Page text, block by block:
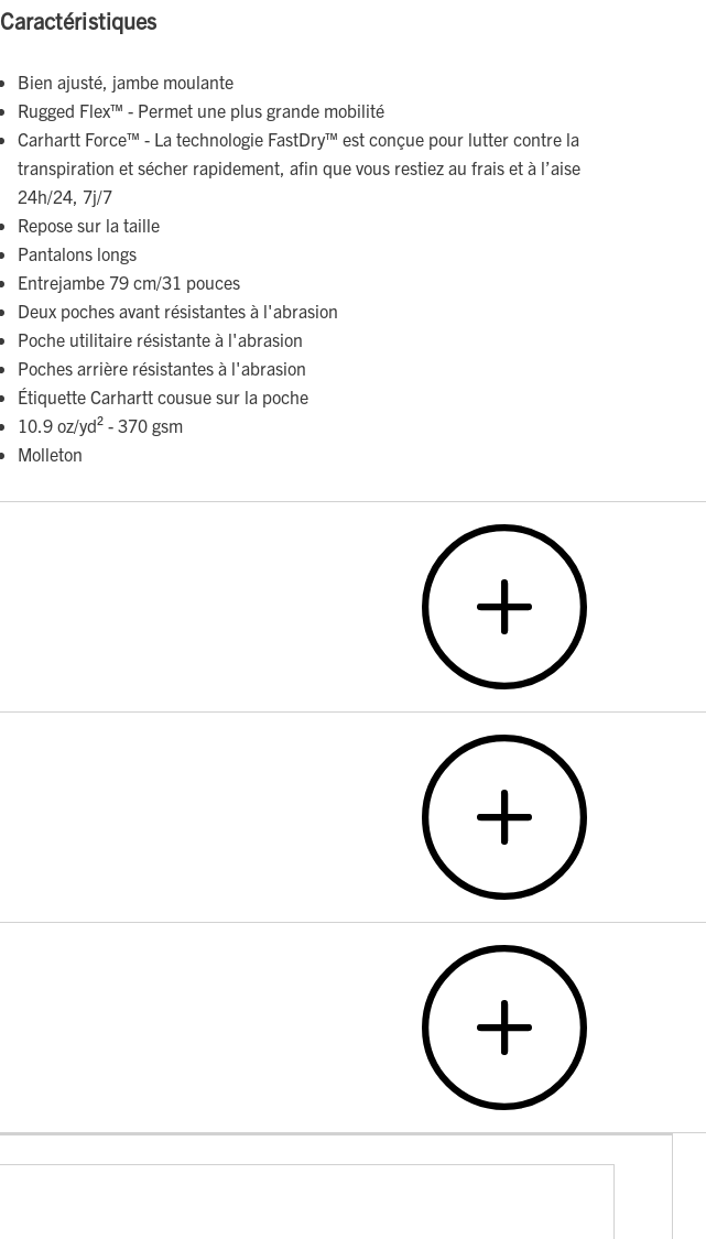
Caractéristiques
Bien ajusté, jambe moulante
Rugged Flex™ - Permet une plus grande mobilité
Carhartt Force™ - La technologie FastDry™ est conçue pour lutter contre la
transpiration et sécher rapidement, afin que vous restiez au frais et à l’aise
24h/24, 7j/7
Repose sur la taille
Pantalons longs
Entrejambe 79 cm/31 pouces
Deux poches avant résistantes à l'abrasion
Poche utilitaire résistante à l'abrasion
Poches arrière résistantes à l'abrasion
Étiquette Carhartt cousue sur la poche
10.9 oz/yd² - 370 gsm
Molleton